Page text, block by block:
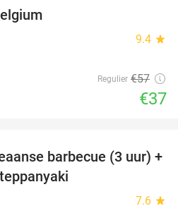
9.4 star
Regulier €57
€37
21%
barbecue (3 uur) +
7.6 star